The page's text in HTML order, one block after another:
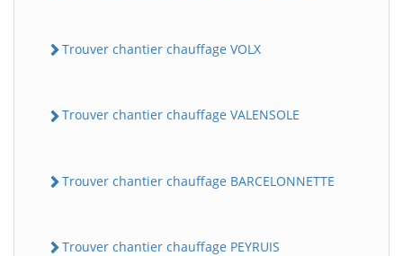
Trouver chantier chauffage VOLX
Trouver chantier chauffage VALENSOLE
Trouver chantier chauffage BARCELONNETTE
Trouver chantier chauffage PEYRUIS